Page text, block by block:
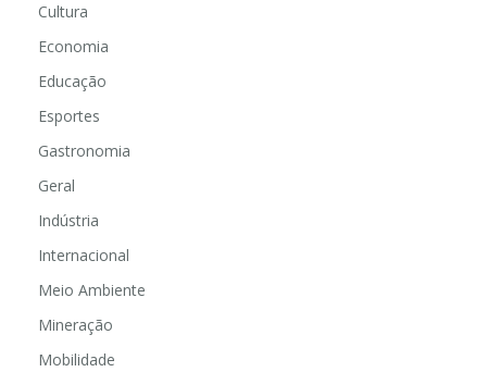
Cultura
Economia
Educação
Esportes
Gastronomia
Geral
Indústria
Internacional
Meio Ambiente
Mineração
Mobilidade